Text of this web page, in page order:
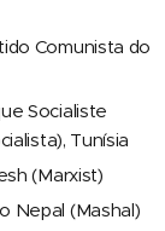
Comunista do
Socialiste
Tunísia
(Marxist)
Nepal (Mashal)